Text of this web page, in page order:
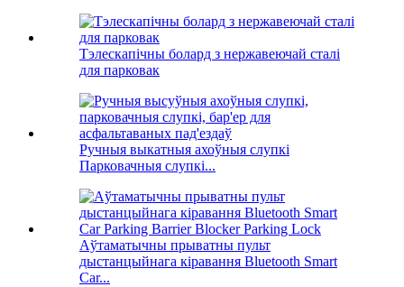
Тэлескапічны болард з нержавеючай сталі
для парковак
Ручныя выкатныя ахоўныя слупкі
Парковачныя слупкі...
Аўтаматычны прыватны пульт
дыстанцыйнага кіравання Bluetooth Smart
Car...